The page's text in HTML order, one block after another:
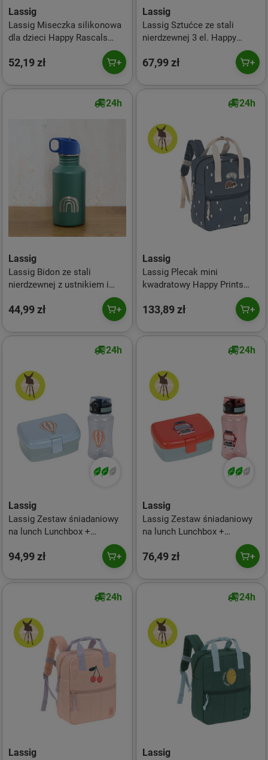
Lassig
Lassig Miseczka silikonowa
dla dzieci Happy Rascals
52,19 zł
Lassig
Lassig Sztućce ze stali
nierdzewnej 3 el. Happy
67,99 zł
24h
Lassig
Lassig Bidon ze stali
nierdzewnej z ustnikiem i
uchwytem 500 ml Little Gang
Rainbow green
44,99 zł
24h
Lassig
Lassig Plecak mini
kwadratowy Happy Prints
133,89 zł
24h
Lassig
Lassig Zestaw śniadaniowy
na lunch Lunchbox +
Tritanowa butelka - bidon 460
ml Tiny Drivers Balon
94,99 zł
24h
Lassig
Lassig Zestaw śniadaniowy
na lunch Lunchbox +
Tritanowa butelka - bidon 460
ml Tiny Drivers Wóz
76,49 zł
24h
Lassig
24h
Lassig